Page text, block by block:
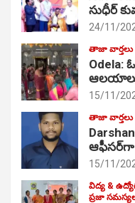
సుధీర్
24/11/
తాజా వార్తలు
Odela:
15/11/
తాజా వార్తలు
ఆఫీసర్‌గా
15/11/
విద్య &
ప్రజా